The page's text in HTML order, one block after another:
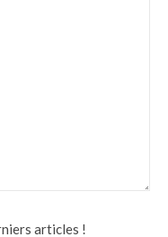
articles !